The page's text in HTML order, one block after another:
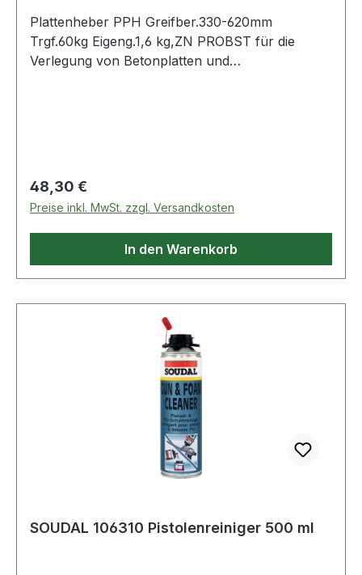
Plattenheber PPH Greifber.330-620mm
Trgf.60kg Eigeng.1,6 kg,ZN PROBST für die
Verlegung von Betonplatten und
Eigengewicht: 1,6kg · Ausführung: PPH 33/62
Regulärer Preis:
48,30 €
Preise inkl. MwSt. zzgl. Versandkosten
In den Warenkorb
SOUDAL 106310 Pistolenreiniger 500 ml